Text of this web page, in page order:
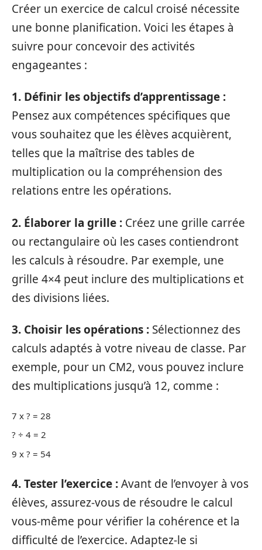
Créer un exercice de calcul croisé nécessite
une bonne planification. Voici les étapes à
suivre pour concevoir des activités
engageantes :
1. Définir les objectifs d’apprentissage :
Pensez aux compétences spécifiques que
vous souhaitez que les élèves acquièrent,
telles que la maîtrise des tables de
multiplication ou la compréhension des
relations entre les opérations.
2. Élaborer la grille : Créez une grille carrée
ou rectangulaire où les cases contiendront
les calculs à résoudre. Par exemple, une
grille 4×4 peut inclure des multiplications et
des divisions liées.
3. Choisir les opérations : Sélectionnez des
calculs adaptés à votre niveau de classe. Par
exemple, pour un CM2, vous pouvez inclure
des multiplications jusqu’à 12, comme :
7 x ? = 28
? ÷ 4 = 2
9 x ? = 54
4. Tester l’exercice :Avant de l’envoyer à vos
élèves, assurez-vous de résoudre le calcul
vous-même pour vérifier la cohérence et la
difficulté de l’exercice. Adaptez-le si